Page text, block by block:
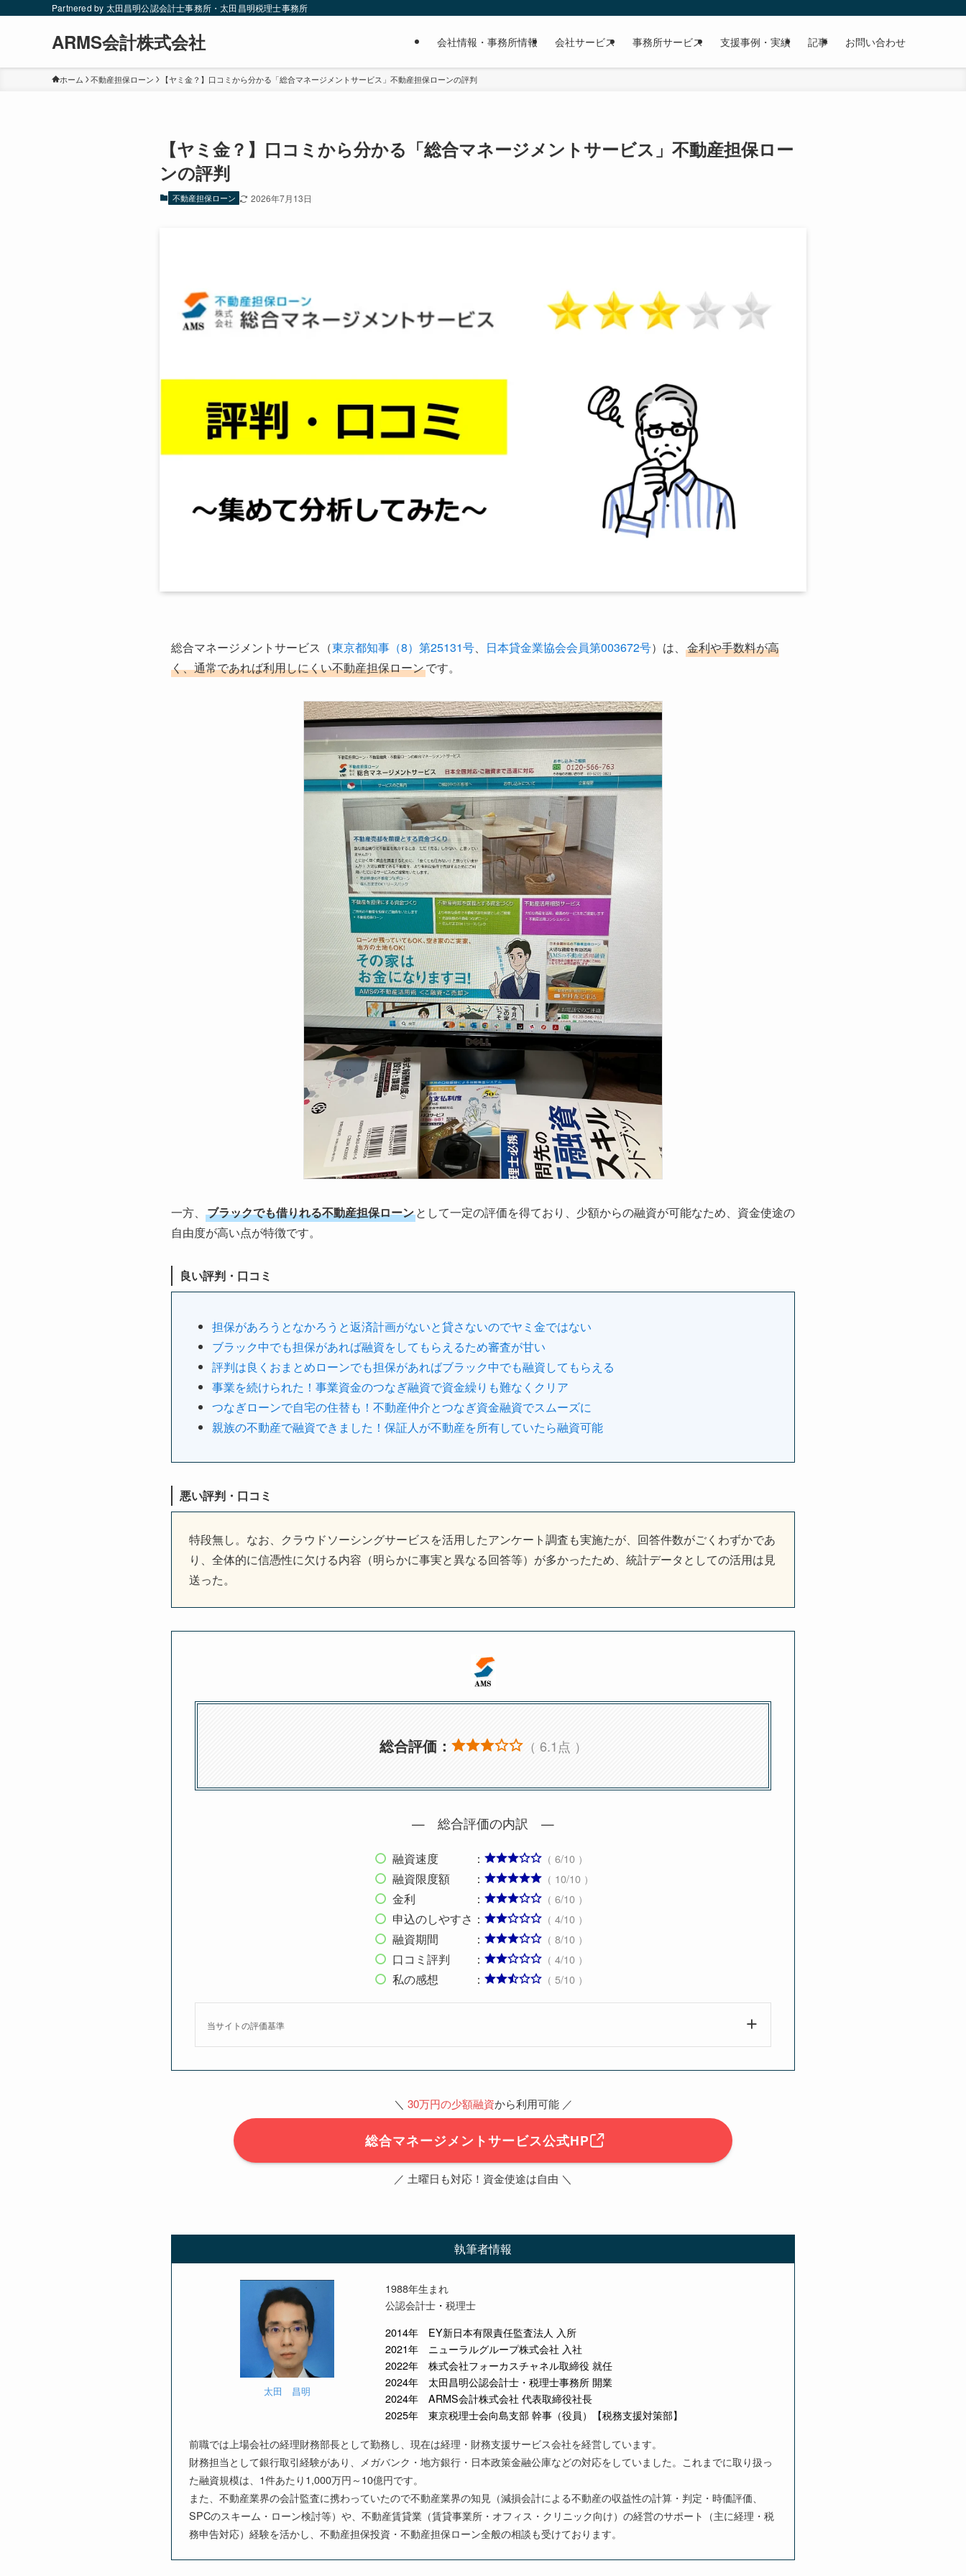
Partnered by 太田昌明公認会計士事務所・太田昌明税理士事務所
ARMS会計株式会社 会社情報・事務所情報 会社サービス 事務所サービス 支援事例・実績 記事 お問い合わせ
ホーム 不動産担保ローン 【ヤミ金？】口コミから分かる「総合マネージメントサービス」不動産担保ローンの評判
【ヤミ金？】口コミから分かる「総合マネージメントサービス」不動産担保ロー
ンの評判
不動産担保ローン 2026年7月13日
総合マネージメントサービス（東京都知事（8）第25131号、 日本貸金業協会会員第003672号）は、 金利や手数料が高
く、通常であれば利用しにくい不動産担保ローンです。
一方、 ブラックでも借りれる不動産担保ローンとして一定の評価を得ており、少額からの融資が可能なため、資金使途の
自由度が高い点が特徴です。
良い評判・口コミ
担保があろうとなかろうと返済計画がないと貸さないのでヤミ金ではない
ブラック中でも担保があれば融資をしてもらえるため審査が甘い
評判は良くおまとめローンでも担保があればブラック中でも融資してもらえる
事業を続けられた！事業資金のつなぎ融資で資金繰りも難なくクリア
つなぎローンで自宅の住替も！不動産仲介とつなぎ資金融資でスムーズに
親族の不動産で融資できました！保証人が不動産を所有していたら融資可能
悪い評判・口コミ
特段無し。なお、クラウドソーシングサービスを活用したアンケート調査も実施たが、回答件数がごくわずかであ
り、全体的に信憑性に欠ける内容（明らかに事実と異なる回答等）が多かったため、統計データとしての活用は見
送った。
総合評価： （ 6.1点 ）
— 総合評価の内訳 —
融資速度 ： （ 6/10 ）
融資限度額 ： （ 10/10 ）
金利 ： （ 6/10 ）
申込のしやすさ： （ 4/10 ）
融資期間 ： （ 8/10 ）
口コミ評判 ： （ 4/10 ）
私の感想 ： （ 5/10 ）
当サイトの評価基準
＼ 30万円の少額融資から利用可能 ／
総合マネージメントサービス公式HP
／ 土曜日も対応！資金使途は自由 ＼
執筆者情報
太田 昌明
1988年生まれ
公認会計士・ 税理士
2014年 EY新日本有限責任監査法人 入所
2021年 ニューラルグループ株式会社 入社
2022年 株式会社フォーカスチャネル取締役 就任
2024年 太田昌明公認会計士・税理士事務所 開業
2024年 ARMS会計株式会社 代表取締役社長
2025年 東京税理士会向島支部 幹事（役員）【税務支援対策部】
前職では上場会社の経理財務部長として勤務し、現在は経理・財務支援サービス会社を経営しています。
財務担当として銀行取引経験があり、メガバンク・地方銀行・日本政策金融公庫などの対応をしていました。これまでに取り扱っ
た融資規模は、1件あたり1,000万円～10億円です。
また、不動産業界の会計監査に携わっていたので不動産業界の知見（減損会計による不動産の収益性の計算・判定・時価評価、
SPCのスキーム・ローン検討等）や、不動産賃貸業（賃貸事業所・オフィス・クリニック向け）の経営のサポート（主に経理・税
務申告対応）経験を活かし、不動産担保投資・不動産担保ローン全般の相談も受けております。